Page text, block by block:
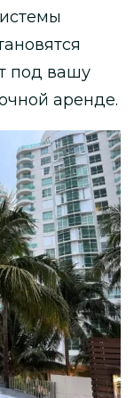
под вашу
аренде.